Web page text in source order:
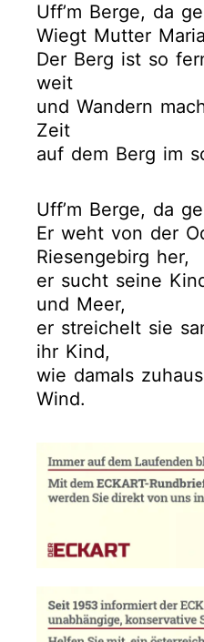
Uff’m Berge, da
Wiegt Mutter
Der Berg ist so
weit
und Wandern
Zeit
auf dem Berg im
Uff’m Berge, da
Er weht von der
Riesengebirg her,
er sucht seine
und Meer,
er streichelt sie
ihr Kind,
wie damals
Wind.